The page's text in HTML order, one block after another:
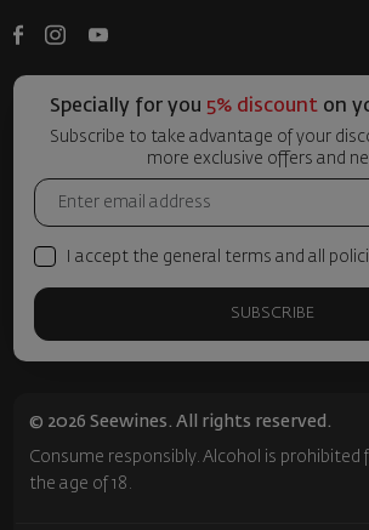
Specially for you 5% discounton
Subscribe to take advantage of your
more exclusive offers and
I accept the general terms and all
SUBSCRIBE
© 2026 Seewines. All rights reserved.
Consume responsibly. Alcohol is prohibited
the age of 18.